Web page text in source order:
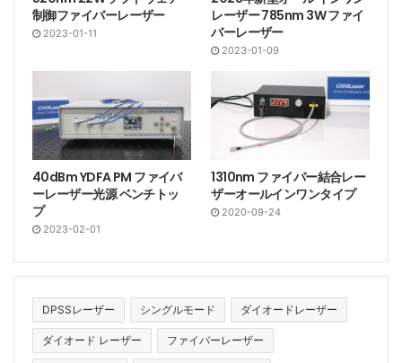
制御ファイバーレーザー
2023-01-11
レーザー 785nm 3W ファイ
バーレーザー
2023-01-09
40dBm YDFA PM ファイバ
ーレーザー光源 ベンチトッ
プ
2023-02-01
1310nm ファイバー結合レー
ザーオールインワンタイプ
2020-09-24
DPSSレーザー シングルモード ダイオードレーザー
ダイオード レーザー ファイバーレーザー